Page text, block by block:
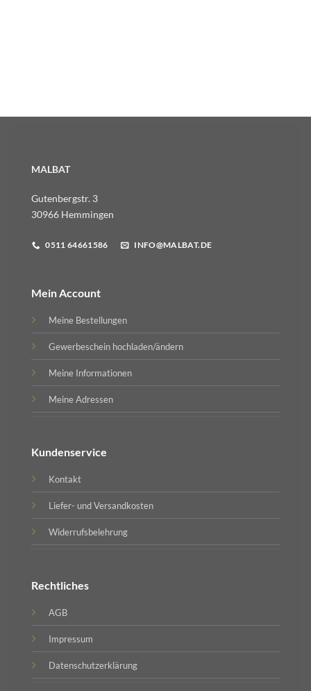
MALBAT
Gutenbergstr. 3
30966 Hemmingen
0511 64661586 INFO@MALBAT.DE
Mein Account
Meine Bestellungen
Gewerbeschein hochladen/ändern
Meine Informationen
Meine Adressen
Kundenservice
Kontakt
Liefer- und Versandkosten
Widerrufsbelehrung
Rechtliches
AGB
Impressum
Datenschutzerklärung